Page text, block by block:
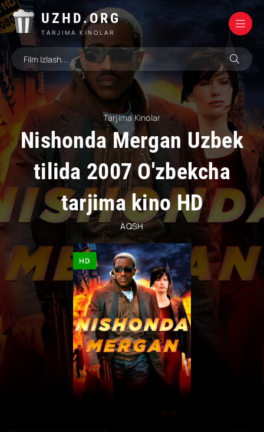
UZHD.ORG
TARJIMA KINOLAR
Tarjima Kinolar
Nishonda Mergan Uzbek
tilida 2007 O'zbekcha
tarjima kino HD
AQSH
HD